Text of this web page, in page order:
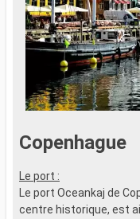
Copenhague
Le port :
Le port Oceankaj de
centre historique, est